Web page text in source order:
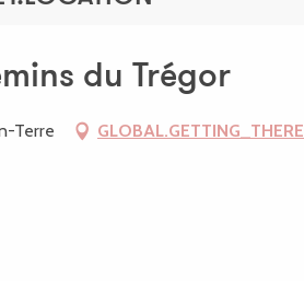
du Trégor
Terre GLOBAL.GETTING_THERE